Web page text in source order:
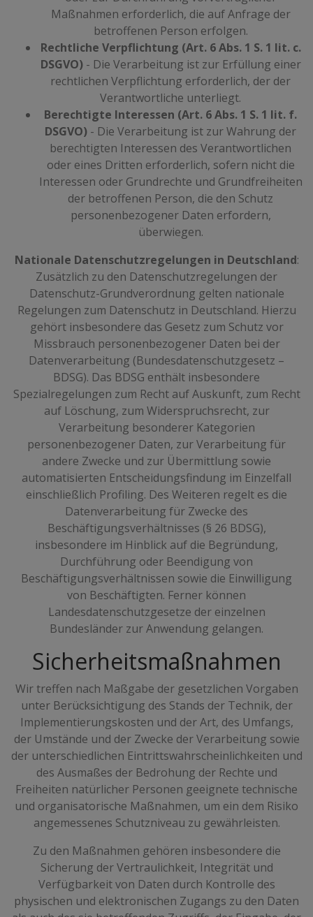
Maßnahmen erforderlich, die auf Anfrage der
betroffenen Person erfolgen.
Rechtliche Verpflichtung (Art. 6 Abs. 1 S. 1 lit. c.
DSGVO)- Die Verarbeitung ist zur Erfüllung einer
rechtlichen Verpflichtung erforderlich, der der
Verantwortliche unterliegt.
Berechtigte Interessen (Art. 6 Abs. 1 S. 1 lit. f.
DSGVO) - Die Verarbeitung ist zur Wahrung der
berechtigten Interessen des Verantwortlichen
oder eines Dritten erforderlich, sofern nicht die
Interessen oder Grundrechte und Grundfreiheiten
der betroffenen Person, die den Schutz
personenbezogener Daten erfordern,
überwiegen.
Nationale Datenschutzregelungen in Deutschland:
Zusätzlich zu den Datenschutzregelungen der
Datenschutz-Grundverordnung gelten nationale
Regelungen zum Datenschutz in Deutschland. Hierzu
gehört insbesondere das Gesetz zum Schutz vor
Missbrauch personenbezogener Daten bei der
Datenverarbeitung (Bundesdatenschutzgesetz –
BDSG). Das BDSG enthält insbesondere
Spezialregelungen zum Recht auf Auskunft, zum Recht
auf Löschung, zum Widerspruchsrecht, zur
Verarbeitung besonderer Kategorien
personenbezogener Daten, zur Verarbeitung für
andere Zwecke und zur Übermittlung sowie
automatisierten Entscheidungsfindung im Einzelfall
einschließlich Profiling. Des Weiteren regelt es die
Datenverarbeitung für Zwecke des
Beschäftigungsverhältnisses (§ 26 BDSG),
insbesondere im Hinblick auf die Begründung,
Durchführung oder Beendigung von
Beschäftigungsverhältnissen sowie die Einwilligung
von Beschäftigten. Ferner können
Landesdatenschutzgesetze der einzelnen
Bundesländer zur Anwendung gelangen.
Sicherheitsmaßnahmen
Wir treffen nach Maßgabe der gesetzlichen Vorgaben
unter Berücksichtigung des Stands der Technik, der
Implementierungskosten und der Art, des Umfangs,
der Umstände und der Zwecke der Verarbeitung sowie
der unterschiedlichen Eintrittswahrscheinlichkeiten und
des Ausmaßes der Bedrohung der Rechte und
Freiheiten natürlicher Personen geeignete technische
und organisatorische Maßnahmen, um ein dem Risiko
angemessenes Schutzniveau zu gewährleisten.
Zu den Maßnahmen gehören insbesondere die
Sicherung der Vertraulichkeit, Integrität und
Verfügbarkeit von Daten durch Kontrolle des
physischen und elektronischen Zugangs zu den Daten